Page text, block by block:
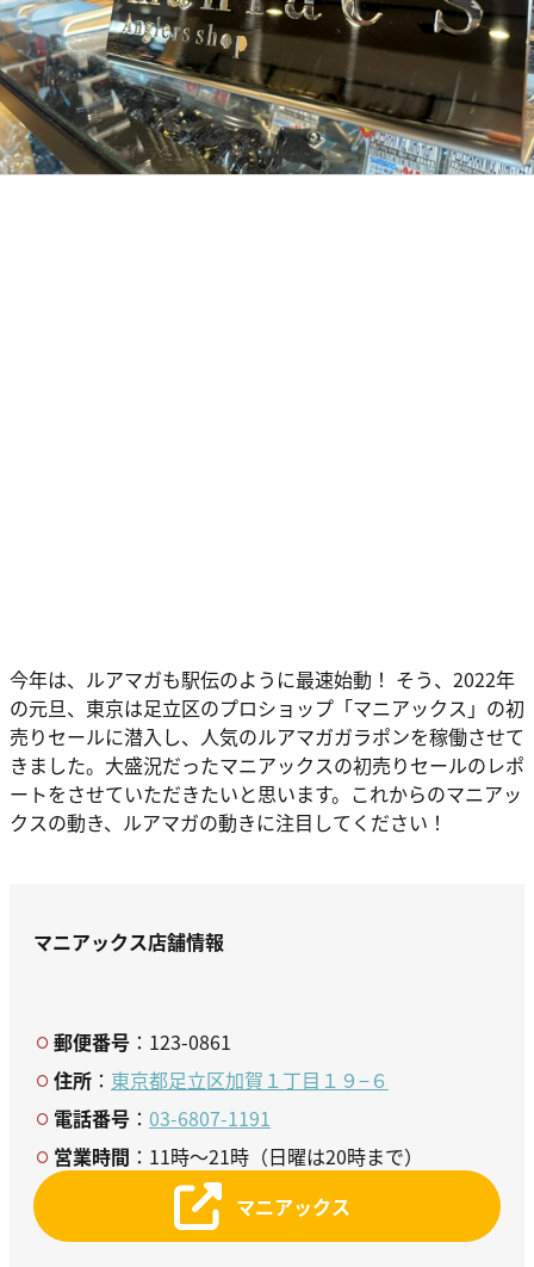
今年は、ルアマガも駅伝のように最速始動！ そう、2022年
の元旦、東京は足立区のプロショップ「マニアックス」の初
売りセールに潜入し、人気のルアマガガラポンを稼働させて
きました。大盛況だったマニアックスの初売りセールのレポ
ートをさせていただきたいと思います。これからのマニアッ
クスの動き、ルアマガの動きに注目してください！
マニアックス店舗情報
郵便番号 ：123-0861
住所 ： 東京都足立区加賀１丁目１９−６
電話番号 ： 03-6807-1191
営業時間 ：11時～21時（日曜は20時まで）
マニアックス